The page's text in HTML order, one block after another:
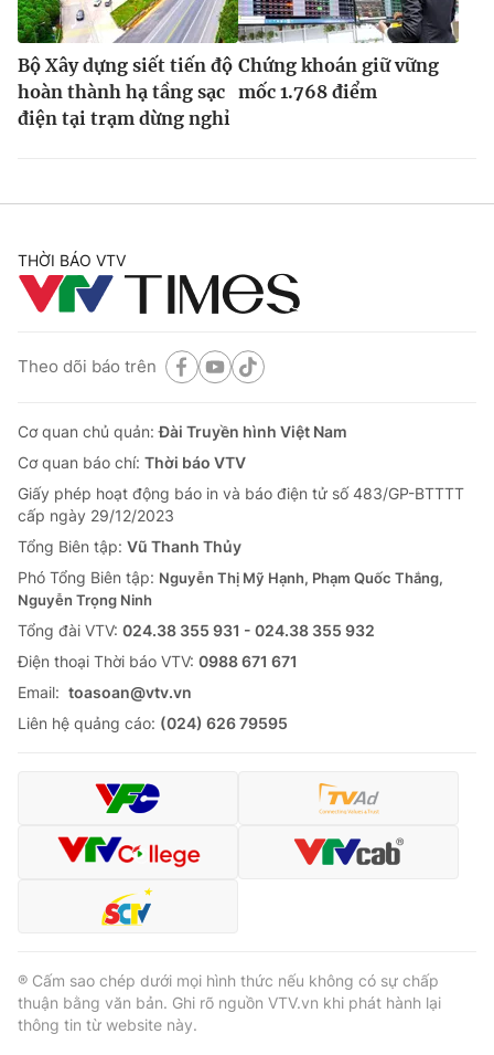
Bộ Xây dựng siết tiến độ
hoàn thành hạ tầng sạc
điện tại trạm dừng nghỉ
Chứng khoán giữ vững
mốc 1.768 điểm
THỜI BÁO VTV
Theo dõi báo trên
Cơ quan chủ quản:Đài Truyền hình Việt Nam
Cơ quan báo chí: Thời báo VTV
Giấy phép hoạt động báo in và báo điện tử số 483/GP-BTTTT
cấp ngày 29/12/2023
Tổng Biên tập: Vũ Thanh Thủy
Phó Tổng Biên tập: Nguyễn Thị Mỹ Hạnh, Phạm Quốc Thắng,
Nguyễn Trọng Ninh
Tổng đài VTV: 024.38 355 931 - 024.38 355 932
Ðiện thoại Thời báo VTV: 0988 671 671
Email: toasoan@vtv.vn
Liên hệ quảng cáo: (024) 626 79595
® Cấm sao chép dưới mọi hình thức nếu không có sự chấp
thuận bằng văn bản. Ghi rõ nguồn VTV.vn khi phát hành lại
thông tin từ website này.